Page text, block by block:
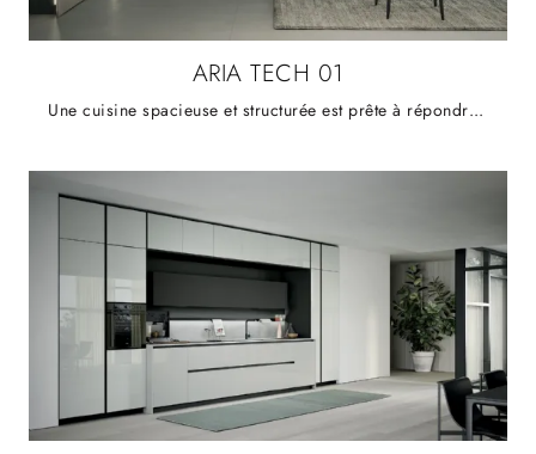
ARIA TECH 01
Une cuisine spacieuse et structurée est prête à répondre à des besoins tels que la gestion intelligente de l'espace et une esthétique audacieuse, ...